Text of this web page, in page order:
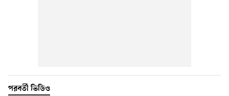
পরবর্তী ভিডিও